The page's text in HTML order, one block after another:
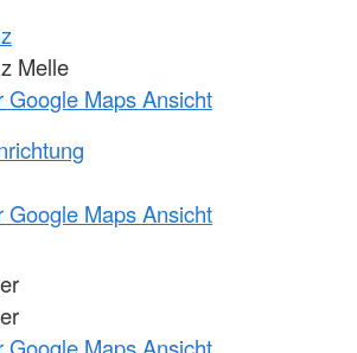
Melle
Google Maps Ansicht
Google Maps Ansicht